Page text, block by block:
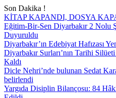
Son Dakika !
KİTAP KAPANDI, DOSYA
Eğitim-Bir-Sen Diyarbakır 2 Nolu
Duyuruldu
Diyarbakır’ın Edebiyat Hafızası
Diyarbakır Surları’nın Tarihi
Kaldı
Dicle Nehri’nde bulunan Sedat
belirlendi
Yargıda Disiplin Bilançosu: 84